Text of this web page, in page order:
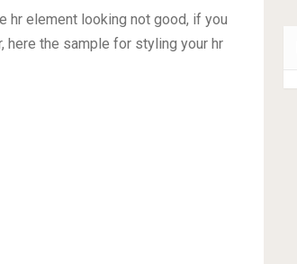
hr element looking not good, if you
here the sample for styling your hr